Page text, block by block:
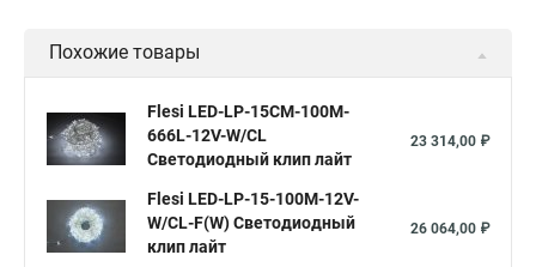
Похожие товары
Flesi LED-LP-15СМ-100M-
666L-12V-W/CL
Светодиодный клип лайт
23 314,00 ₽
Flesi LED-LP-15-100M-12V-
W/CL-F(W) Светодиодный
клип лайт
26 064,00 ₽